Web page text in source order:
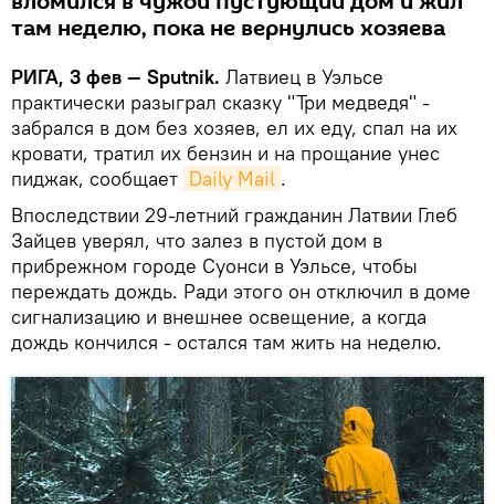
там неделю, пока не вернулись хозяева
РИГА, 3 фев — Sputnik. Латвиец в Уэльсе
практически разыграл сказку "Три медведя" -
забрался в дом без хозяев, ел их еду, спал на их
кровати, тратил их бензин и на прощание унес
пиджак, сообщает Daily Mail .
Впоследствии 29-летний гражданин Латвии Глеб
Зайцев уверял, что залез в пустой дом в
прибрежном городе Суонси в Уэльсе, чтобы
переждать дождь. Ради этого он отключил в доме
сигнализацию и внешнее освещение, а когда
дождь кончился - остался там жить на неделю.